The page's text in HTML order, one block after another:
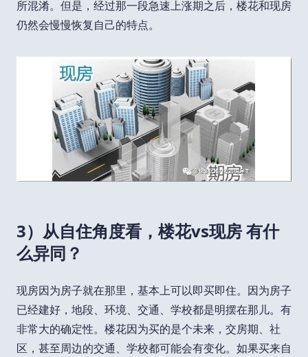
所混淆。但是，经过那一段急速上涨期之后，楼花和现房
仍然会慢慢恢复自己的特点。
3）从自住角度看，楼花vs现房 有什
么异同？
现房因为房子就在那里，基本上可以即买即住。因为房子
已经建好，地段、环境、交通、学校都是明摆在那儿。有
非常大的确定性。楼花因为买的是个未来，交房期、社
区，甚至周边的交通、学校都可能会有变化。如果买来自